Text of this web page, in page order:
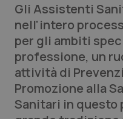
Lettere al direttore
Edizioni Regionali
QS Pro
Gli Assistenti
nell'intero
per gli ambiti
professione, un
attività di
Promozione alla
Sanitari in questo